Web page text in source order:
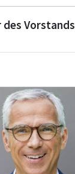
Vorstands